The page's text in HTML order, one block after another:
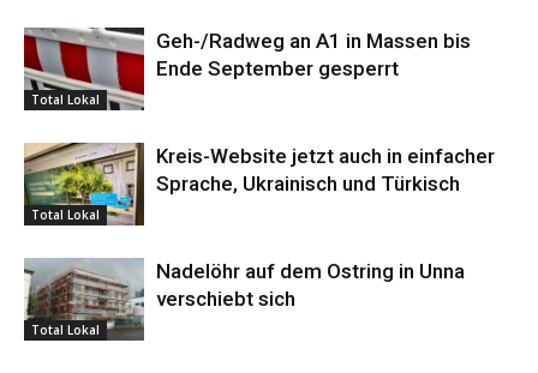
Total Lokal
Geh-/Radweg an A1 in Massen bis
Ende September gesperrt
Total Lokal
Kreis-Website jetzt auch in einfacher
Sprache, Ukrainisch und Türkisch
Total Lokal
Nadelöhr auf dem Ostring in Unna
verschiebt sich